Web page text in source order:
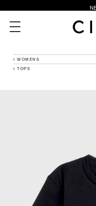
新規会員登
夏季休業に伴
toggle
navigation
WOMENS
TOPS